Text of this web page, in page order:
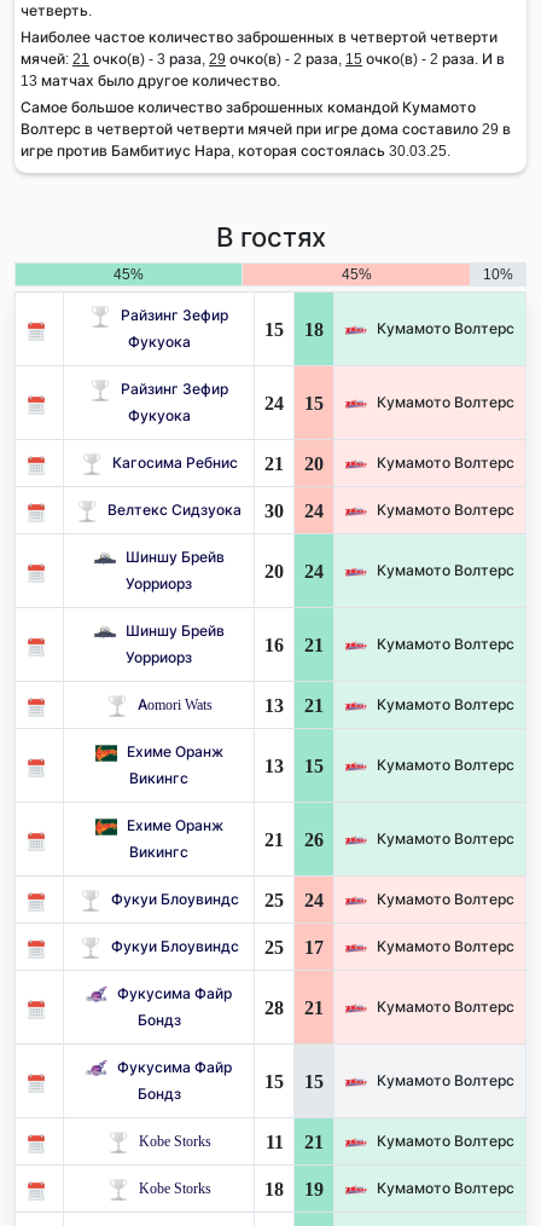
четверть.
Наиболее частое количество заброшенных в четвертой четверти
мячей: 21 очко(в) - 3 раза, 29 очко(в) - 2 раза, 15 очко(в) - 2 раза. И в
13 матчах было другое количество.
Самое большое количество заброшенных командой Кумамото
Волтерс в четвертой четверти мячей при игре дома составило 29 в
игре против Бамбитиус Нара, которая состоялась 30.03.25.
В гостях
45% 45% 10%
Райзинг Зефир
Фукуока
15 18 Кумамото Волтерс
Райзинг Зефир
Фукуока
24 15 Кумамото Волтерс
Кагосима Ребнис 21 20 Кумамото Волтерс
Велтекс Сидзуока 30 24 Кумамото Волтерс
Шиншу Брейв
Уорриорз
20 24 Кумамото Волтерс
Шиншу Брейв
Уорриорз
16 21 Кумамото Волтерс
Aomori Wats 13 21 Кумамото Волтерс
Ехиме Оранж
Викингс
13 15 Кумамото Волтерс
Ехиме Оранж
Викингс
21 26 Кумамото Волтерс
Фукуи Блоувиндс 25 24 Кумамото Волтерс
Фукуи Блоувиндс 25 17 Кумамото Волтерс
Фукусима Файр
Бондз
28 21 Кумамото Волтерс
Фукусима Файр
Бондз
15 15 Кумамото Волтерс
Kobe Storks 11 21 Кумамото Волтерс
Kobe Storks 18 19 Кумамото Волтерс